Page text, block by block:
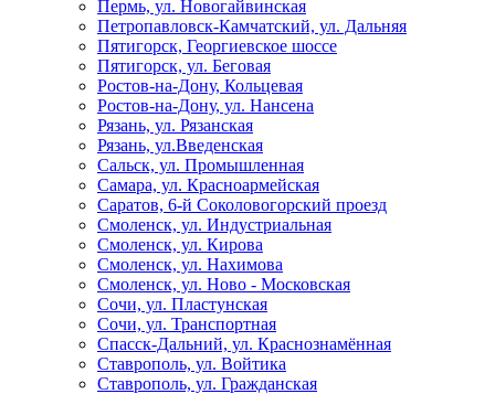
Пермь, ул. Новогайвинская
Петропавловск-Камчатский, ул. Дальняя
Пятигорск, Георгиевское шоссе
Пятигорск, ул. Беговая
Ростов-на-Дону, Кольцевая
Ростов-на-Дону, ул. Нансена
Рязань, ул. Рязанская
Рязань, ул.Введенская
Сальск, ул. Промышленная
Самара, ул. Красноармейская
Саратов, 6-й Соколовогорский проезд
Смоленск, ул. Индустриальная
Смоленск, ул. Кирова
Смоленск, ул. Нахимова
Смоленск, ул. Ново - Московская
Сочи, ул. Пластунская
Сочи, ул. Транспортная
Спасск-Дальний, ул. Краснознамённая
Ставрополь, ул. Войтика
Ставрополь, ул. Гражданская